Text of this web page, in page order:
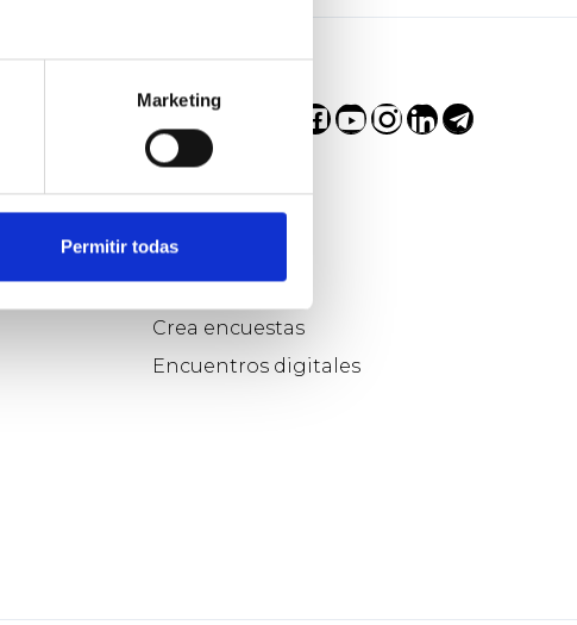
Marketing
Permitir todas
Participa...
Pregunta
Respuestas
Crea encuestas
Encuentros digitales